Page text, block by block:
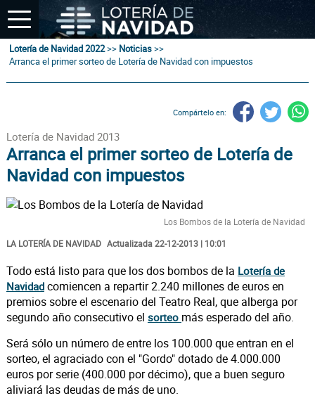
Lotería de Navidad 2022>> Noticias>>
Arranca el primer sorteo de Lotería de Navidad con impuestos
Compártelo en:
Lotería de Navidad 2013
Arranca el primer sorteo de Lotería de
Navidad con impuestos
Los Bombos de la Lotería de Navidad
LA LOTERÍA DE NAVIDAD Actualizada 22-12-2013 | 10:01
Todo está listo para que los dos bombos de la Lotería de
Navidadcomiencen a repartir 2.240 millones de euros en
premios sobre el escenario del Teatro Real, que alberga por
segundo año consecutivo el sorteo más esperado del año.
Será sólo un número de entre los 100.000 que entran en el
sorteo, el agraciado con el "Gordo" dotado de 4.000.000
euros por serie (400.000 por décimo), que a buen seguro
aliviará las deudas de más de uno.